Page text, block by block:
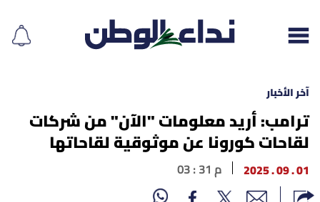
إقرأ الجريدة
لبنان
آخر الأخبار
ترامب: أريد معلومات "الآن" من شركات
لقاحات كورونا عن موثوقية لقاحاتها
01 . 09 . 2025 03 : 31 م